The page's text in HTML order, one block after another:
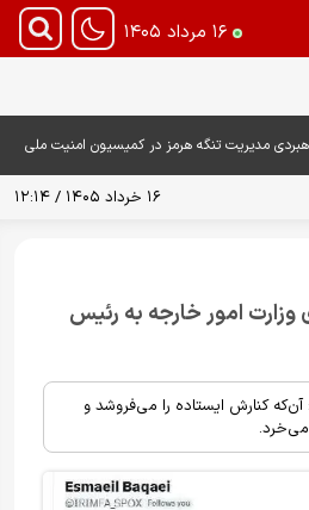
۱۶ مرداد ۱۴۰۵
مدیریت تنگه هرمز در کمیسیون امنیت ملی
۱۶ خرداد ۱۴۰۵ / ۱۲:۱۴
امور خارجه به رئیس
کنارش ایستاده را می‌فروشد و
می‌خرد.